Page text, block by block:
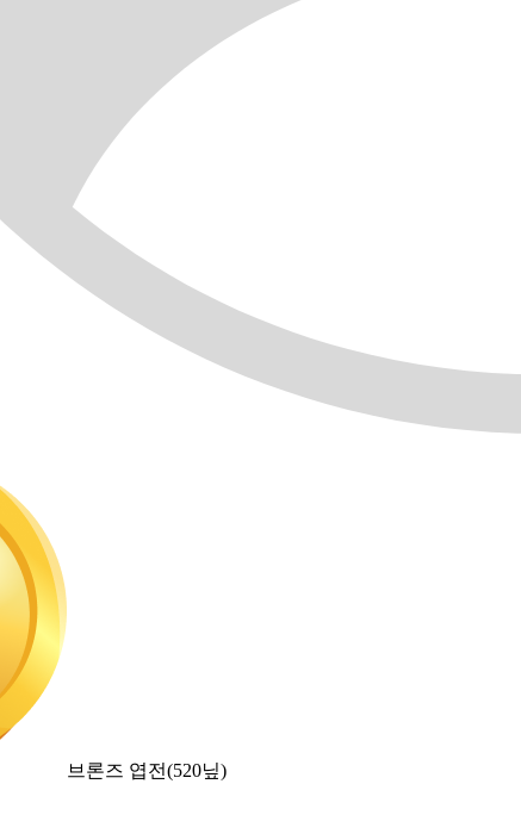
브론즈 엽전(520닢)